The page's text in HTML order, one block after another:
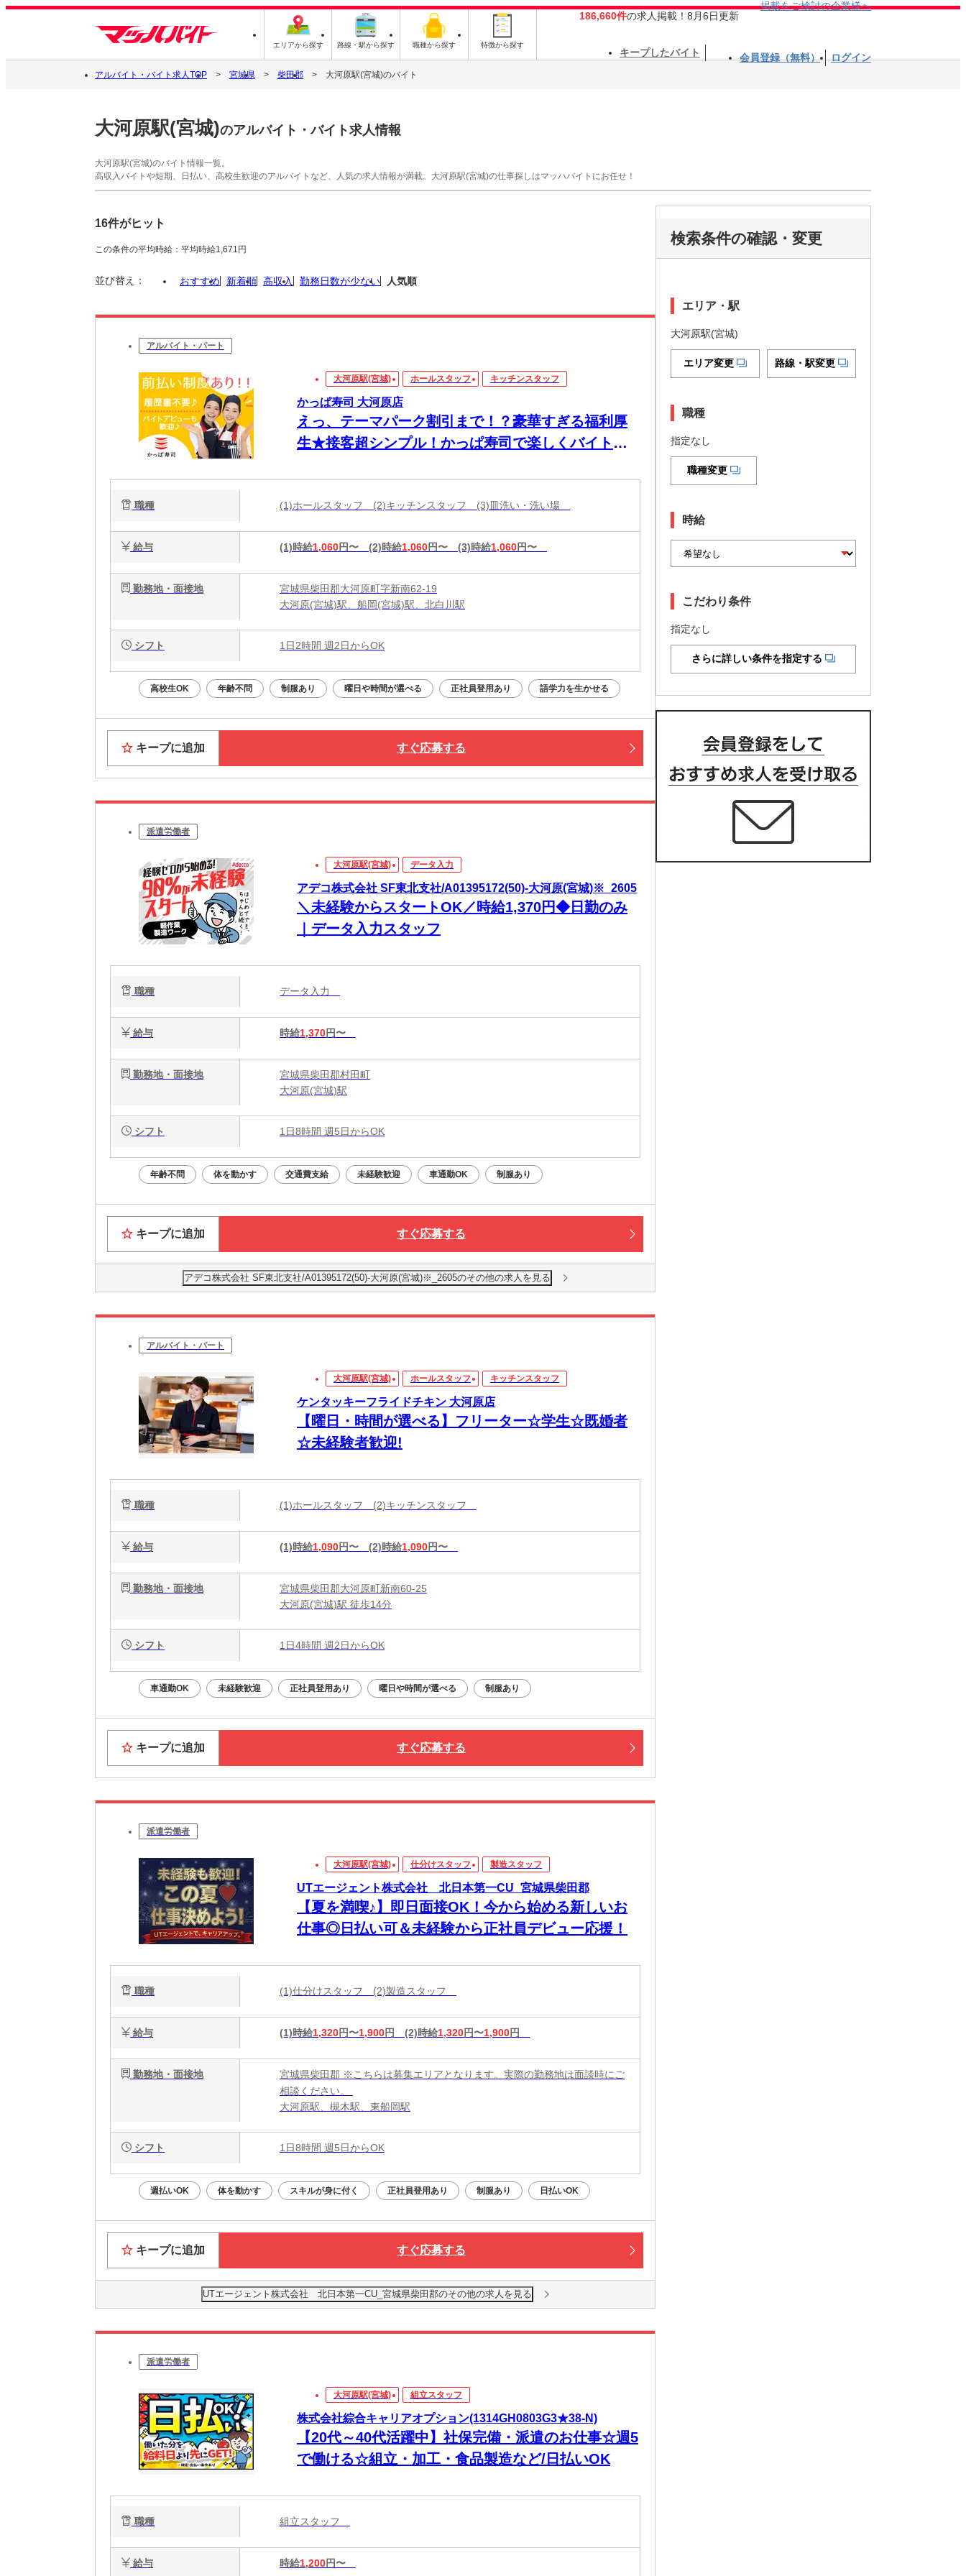
エリアから探す 路線・駅から探す 職種から探す 特徴から探す
186,660件の求人掲載！8月6日更新
掲載をご検討の企業様へ
キープしたバイト 会員登録（無料） ログイン
アルバイト・バイト求人TOP 宮城県 柴田郡 大河原駅(宮城)のバイト
大河原駅(宮城)のアルバイト・バイト求人情報
大河原駅(宮城)のバイト情報一覧。
高収入バイトや短期、日払い、高校生歓迎のアルバイトなど、人気の求人情報が満載。大河原駅(宮城)の仕事探しはマッハバイトにお任せ！
16件がヒット
この条件の平均時給：平均時給1,671円
並び替え： おすすめ 新着順 高収入 勤務日数が少ない 人気順
アルバイト・パート
大河原駅(宮城) ホールスタッフ キッチンスタッフ
かっぱ寿司 大河原店
えっ、テーマパーク割引まで！？豪華すぎる福利厚
生★接客超シンプル！かっぱ寿司で楽しくバイトデ
職種 (1)ホールスタッフ (2)キッチンスタッフ (3)皿洗い・洗い場
給与 (1)時給1,060円〜 (2)時給1,060円〜 (3)時給1,060円〜
勤務地・面接地
宮城県柴田郡大河原町字新南62-19
大河原(宮城)駅、船岡(宮城)駅、北白川駅
シフト 1日2時間 週2日からOK
高校生OK 年齢不問 制服あり 曜日や時間が選べる 正社員登用あり 語学力を生かせる
キープに追加 すぐ応募する
派遣労働者
大河原駅(宮城) データ入力
アデコ株式会社 SF東北支社/A01395172(50)-大河原(宮城)※_2605
＼未経験からスタートOK／時給1,370円◆日勤のみ
｜データ入力スタッフ
職種 データ入力
給与 時給1,370円〜
勤務地・面接地
宮城県柴田郡村田町
大河原(宮城)駅
シフト 1日8時間 週5日からOK
年齢不問 体を動かす 交通費支給 未経験歓迎 車通勤OK 制服あり
キープに追加 すぐ応募する
アデコ株式会社 SF東北支社/A01395172(50)-大河原(宮城)※_2605のその他の求人を見る
アルバイト・パート
大河原駅(宮城) ホールスタッフ キッチンスタッフ
ケンタッキーフライドチキン 大河原店
【曜日・時間が選べる】フリーター☆学生☆既婚者
☆未経験者歓迎!
職種 (1)ホールスタッフ (2)キッチンスタッフ
給与 (1)時給1,090円〜 (2)時給1,090円〜
勤務地・面接地
宮城県柴田郡大河原町新南60-25
大河原(宮城)駅 徒歩14分
シフト 1日4時間 週2日からOK
車通勤OK 未経験歓迎 正社員登用あり 曜日や時間が選べる 制服あり
キープに追加 すぐ応募する
派遣労働者
大河原駅(宮城) 仕分けスタッフ 製造スタッフ
UTエージェント株式会社 北日本第一CU_宮城県柴田郡
【夏を満喫♪】即日面接OK！今から始める新しいお
仕事◎日払い可＆未経験から正社員デビュー応援！
職種 (1)仕分けスタッフ (2)製造スタッフ
給与 (1)時給1,320円〜1,900円 (2)時給1,320円〜1,900円
勤務地・面接地
宮城県柴田郡 ※こちらは募集エリアとなります。実際の勤務地は面談時にご
相談ください。
大河原駅、槻木駅、東船岡駅
シフト 1日8時間 週5日からOK
週払いOK 体を動かす スキルが身に付く 正社員登用あり 制服あり 日払いOK
キープに追加 すぐ応募する
UTエージェント株式会社 北日本第一CU_宮城県柴田郡のその他の求人を見る
派遣労働者
大河原駅(宮城) 組立スタッフ
株式会社綜合キャリアオプション(1314GH0803G3★38-N)
【20代～40代活躍中】社保完備・派遣のお仕事☆週5
で働ける☆組立・加工・食品製造など/日払いOK
職種 組立スタッフ
給与 時給1,200円〜
検索条件の確認・変更
エリア・駅
大河原駅(宮城)
エリア変更 路線・駅変更
職種
指定なし
職種変更
時給
こだわり条件
指定なし
さらに詳しい条件を指定する